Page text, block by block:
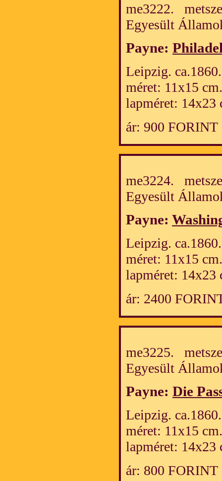
me3222.
Egyesült
Payne:
Leipzig.
méret: 11x15 cm.
lapméret: 14x23
ár: 900 FORINT
me3224.
Egyesült
Payne:
Leipzig.
méret: 11x15 cm.
lapméret: 14x23
ár: 2400
me3225.
Egyesült
Payne: Die
Leipzig.
méret: 11x15 cm.
lapméret: 14x23
ár: 800 FORINT